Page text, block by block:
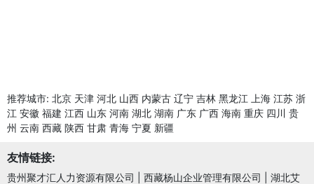
推荐城市: 北京 天津 河北 山西 内蒙古 辽宁 吉林 黑龙江 上海 江苏 浙
江 安徽 福建 江西 山东 河南 湖北 湖南 广东 广西 海南 重庆 四川 贵
州 云南 西藏 陕西 甘肃 青海 宁夏 新疆
友情链接:
贵州聚才汇人力资源有限公司 西藏杨山企业管理有限公司
湖北艾